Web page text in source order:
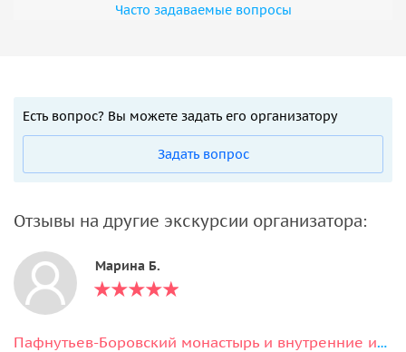
Часто задаваемые вопросы
Есть вопрос? Вы можете задать его организатору
Задать вопрос
Отзывы на другие экскурсии организатора:
Марина Б.
Пафнутьев-Боровский монастырь и внутренние изменения